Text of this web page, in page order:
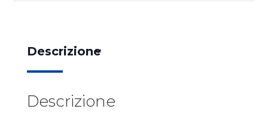
Descrizione
Descrizione